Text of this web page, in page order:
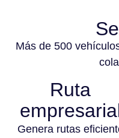
Más de 500
Ruta
Genera rutas